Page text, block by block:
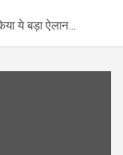
ये बड़ा ऐलान…